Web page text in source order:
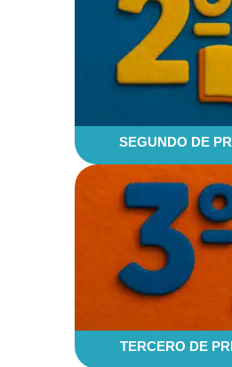
SEGUNDO DE
TERCERO DE